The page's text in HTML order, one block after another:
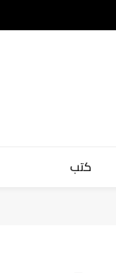
كتب